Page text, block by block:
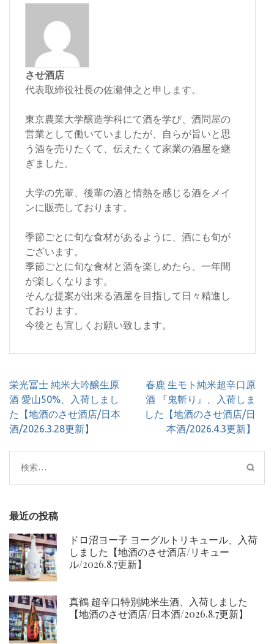
させ酒店
代表取締役社長の佐瀬伸之と申します。
東京農業大学醸造学科にて酒を学び、酒問屋の
営業として働いていましたが、自らが旨いと思
う酒を売りたくて、伝えたくて家業の酒屋を継
ぎました。
大学の先輩、後輩の酒と情熱を感じる酒をメイ
ンに販売しております。
季節ごとに旬な食材があるように、酒にも旬が
ございます。
季節ごとに旬な食材と酒を楽しめたら、一年間
が楽しくなります。
そんな提案が出来る酒屋を目指して日々精進し
ております。
今後とも宜しくお願い致します。
投
稿
ナ
ビ
シ
ョ
栄光冨士 純米大吟醸生原
酒 愛山50%、入荷しまし
た【地酒のさせ酒店/日本
酒/2026.3.28更新】
春鹿 生モト純米超辛口原
酒 『鬼斬り』、入荷しま
した【地酒のさせ酒店/日
本酒/2026.4.3更新】
検
索:
最近の投稿
ドロ沼ヨー子 ヨーグルトリキュール、入荷
しました【地酒のさせ酒店/リキュー
ル/2026.8.7更新】
真鶴 超辛口特別純米生酒、入荷しました
【地酒のさせ酒店/日本酒/2026.8.7更新】